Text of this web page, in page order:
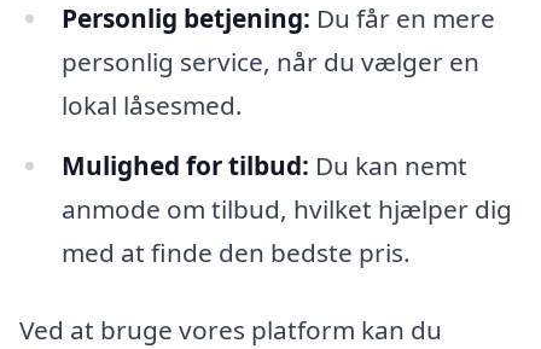
Personlig betjening: Du får en mere
personlig service, når du vælger en
lokal låsesmed.
Mulighed for tilbud: Du kan nemt
anmode om tilbud, hvilket hjælper dig
med at finde den bedste pris.
Ved at bruge vores platform kan du